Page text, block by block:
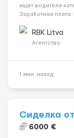
ищет водителя
Заработная плата:
рефрижераторах.
разгрузки...
RBK Litva
Агентство
1 мин. назад
Сиделка
6000 €